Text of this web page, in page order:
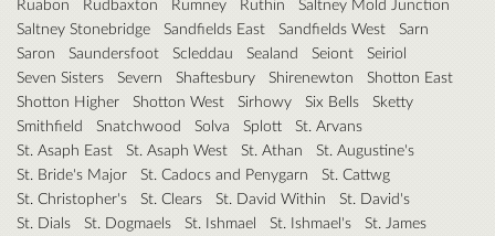
Ruabon
Rudbaxton Rumney Ruthin
Saltney Mold Junction
Saltney Stonebridge
Sandfields East Sandfields West
Sarn
Saron
Saundersfoot Scleddau Sealand Seiont
Seiriol
Seven Sisters
Severn Shaftesbury Shirenewton
Shotton East
Shotton Higher
Shotton West Sirhowy Six Bells
Sketty
Smithfield
Snatchwood Solva Splott
St. Arvans
St. Asaph East
St. Asaph West St. Athan
St. Augustine's
St. Bride's Major
St. Cadocs and Penygarn
St. Cattwg
St. Christopher's
St. Clears St. David Within
St. David's
St. Dials
St. Dogmaels St. Ishmael St. Ishmael's
St. James